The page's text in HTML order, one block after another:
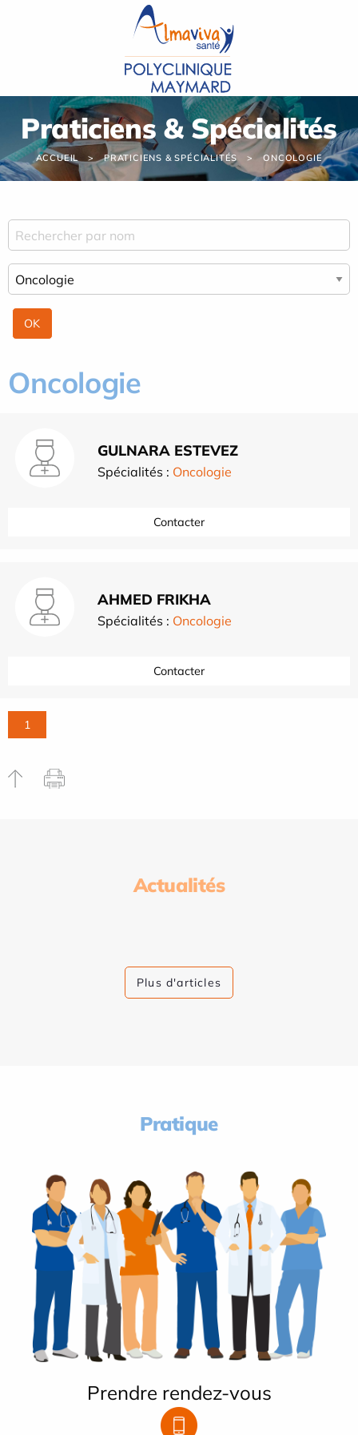
Praticiens & Spécialités
ACCUEIL PRATICIENS & SPÉCIALITÉS ONCOLOGIE
Oncologie
GULNARA ESTEVEZ
Spécialités : Oncologie
Contacter
AHMED FRIKHA
Spécialités : Oncologie
Contacter
1
Actualités
Plus d'articles
Pratique
Prendre rendez-vous
Panneau de gestion des cookies